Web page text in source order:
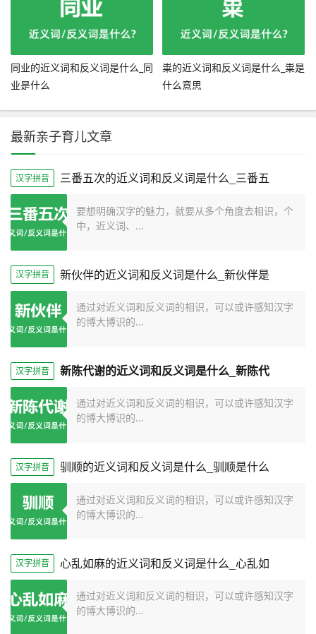
同业的近义词和反义词是什么_同
业是什么
粜的近义词和反义词是什么_粜是
什么意思
最新亲子育儿文章
汉字拼音 三番五次的近义词和反义词是什么_三番五
要想明确汉字的魅力，就要从多个角度去相识，个
中，近义词、...
汉字拼音 新伙伴的近义词和反义词是什么_新伙伴是
通过对近义词和反义词的相识，可以或许感知汉字
的博大博识的...
汉字拼音 新陈代谢的近义词和反义词是什么_新陈代
通过对近义词和反义词的相识，可以或许感知汉字
的博大博识的...
汉字拼音 驯顺的近义词和反义词是什么_驯顺是什么
通过对近义词和反义词的相识，可以或许感知汉字
的博大博识的...
汉字拼音 心乱如麻的近义词和反义词是什么_心乱如
通过对近义词和反义词的相识，可以或许感知汉字
的博大博识的...